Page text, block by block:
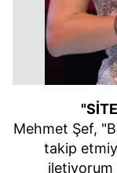
Mehmet Şef,
takip
iletiyorum